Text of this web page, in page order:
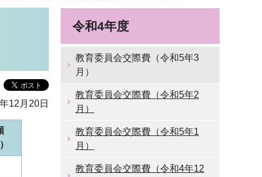
12月20日
令和4年度
教育委員会交際費（令和5年3
月）
教育委員会交際費（令和5年2
月）
教育委員会交際費（令和5年1
月）
教育委員会交際費（令和4年12